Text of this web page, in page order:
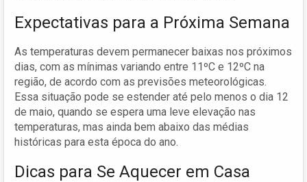
Expectativas para a Próxima Semana
As temperaturas devem permanecer baixas nos próximos
dias, com as mínimas variando entre 11ºC e 12ºC na
região, de acordo com as previsões meteorológicas.
Essa situação pode se estender até pelo menos o dia 12
de maio, quando se espera uma leve elevação nas
temperaturas, mas ainda bem abaixo das médias
históricas para esta época do ano.
Dicas para Se Aquecer em Casa